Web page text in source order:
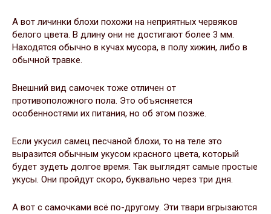
А вот личинки блохи похожи на неприятных червяков
белого цвета. В длину они не достигают более 3 мм.
Находятся обычно в кучах мусора, в полу хижин, либо в
обычной травке.
Внешний вид самочек тоже отличен от
противоположного пола. Это объясняется
особенностями их питания, но об этом позже.
Если укусил самец песчаной блохи, то на теле это
выразится обычным укусом красного цвета, который
будет зудеть долгое время. Так выглядят самые простые
укусы. Они пройдут скоро, буквально через три дня.
А вот с самочками всё по-другому. Эти твари вгрызаются